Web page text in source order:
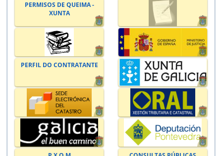
PERMISOS DE QUEIMA -
XUNTA
PERFIL DO CONTRATANTE